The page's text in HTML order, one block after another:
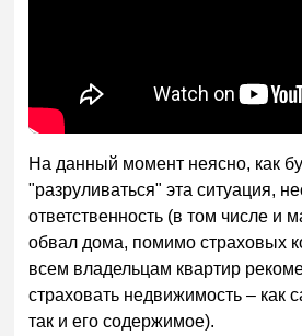
На данный момент неясно, как
"разруливаться" эта ситуация,
ответственность (в том числе и
обвал дома, помимо страховых
всем владельцам квартир
страховать недвижимость – как
так и его содержимое).